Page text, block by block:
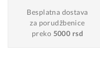
Besplatna dostava
za porudžbenice
preko 5000 rsd